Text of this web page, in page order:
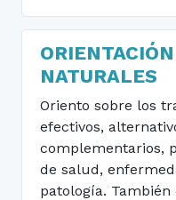
NATURALES
Oriento sobre los
efectivos,
complementarios,
de salud,
patología.